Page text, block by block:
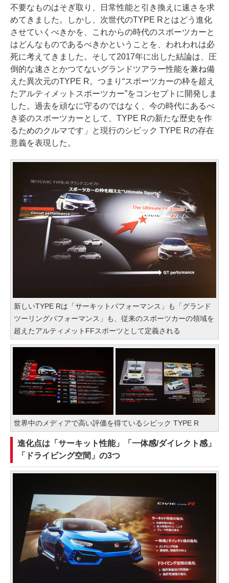
不要なものはそぎ取り、日常性能と引き換えに速さを求
めてきました。しかし、次世代のTYPE Rとはどう進化
させていくべきかを、これからの時代のスポーツカーと
はどんなものであるべきかということを、われわれは必
死に考えてきました。そして2017年に出した結論は、圧
倒的な速さとかつてないグランドツアラー性能を兼ね備
えた異次元のTYPE R。つまり“スポーツカーの枠を超え
たアルティメットスポーツカー”をコンセプトに開発しま
した。過去を頑なに守るのではなく、今の時代にあるべ
き姿のスポーツカーとして、TYPE Rの新たな歴史を作
るためのクルマです」と現行のシビック TYPE Rの存在
意義を表現した。
新しいTYPE Rは「サーキットパフォーマンス」も「グランド
ツーリングパフォーマンス」も、従来のスポーツカーの領域を
超えたアルティメットFFスポーツとして定義される
世界中のメディアで高い評価を得ているシビック TYPE R
進化点は「サーキット性能」「一体感/ダイレクト感」
「ドライビング空間」の3つ